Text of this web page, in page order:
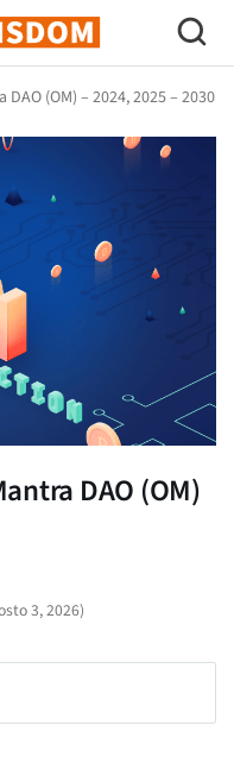
(OM) – 2024, 2025 – 2030
DAO (OM)
3, 2026)